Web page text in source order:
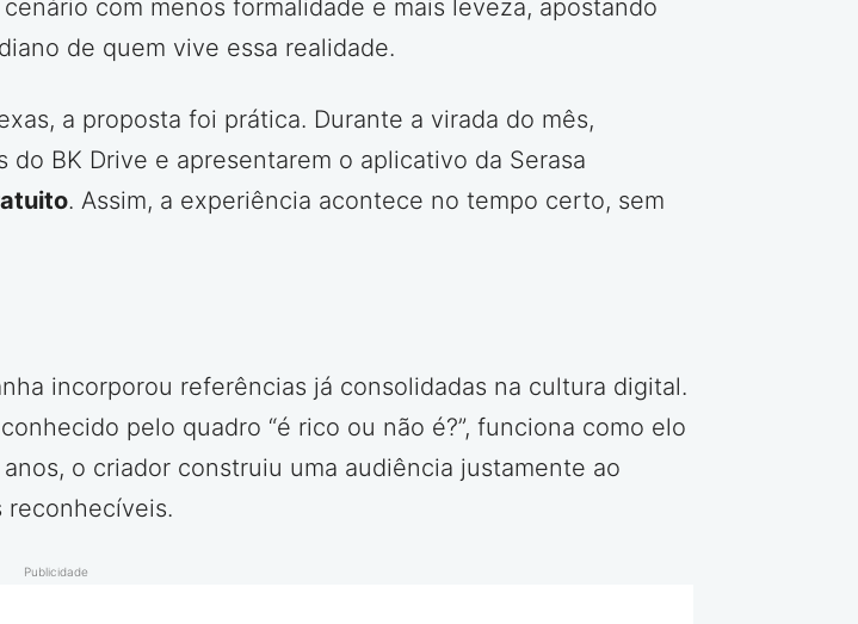
com menos formalidade e mais leveza, apostando
de quem vive essa realidade.
a proposta foi prática. Durante a virada do mês,
BK Drive e apresentarem o aplicativo da Serasa
. Assim, a experiência acontece no tempo certo, sem
incorporou referências já consolidadas na cultura digital.
pelo quadro “é rico ou não é?”, funciona como elo
o criador construiu uma audiência justamente ao
reconhecíveis.
Publicidade